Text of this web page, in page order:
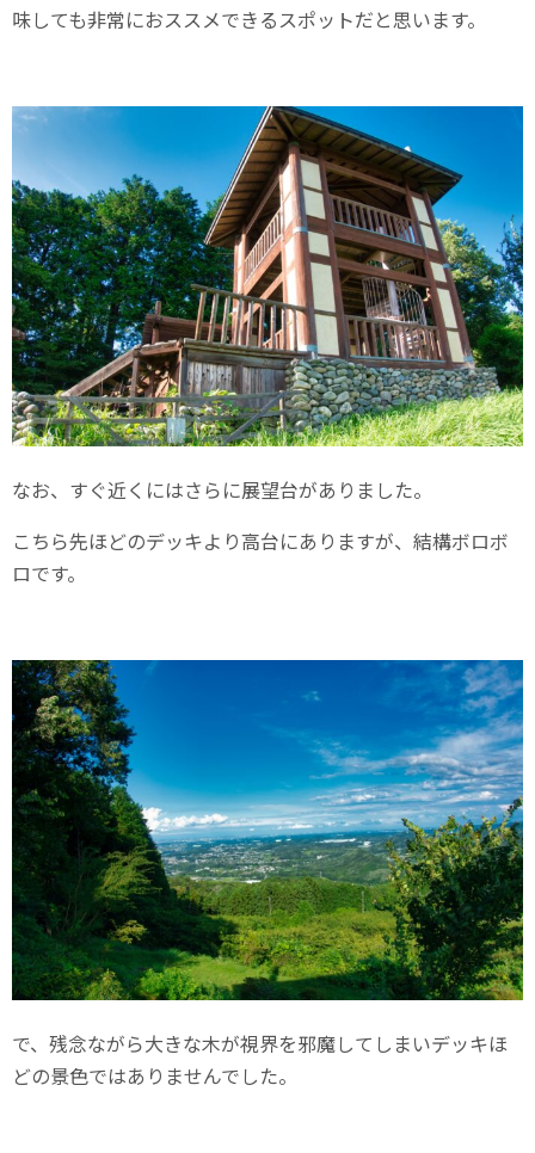
味しても非常におススメできるスポットだと思います。
なお、すぐ近くにはさらに展望台がありました。
こちら先ほどのデッキより高台にありますが、結構ボロボ
ロです。
で、残念ながら大きな木が視界を邪魔してしまいデッキほ
どの景色ではありませんでした。